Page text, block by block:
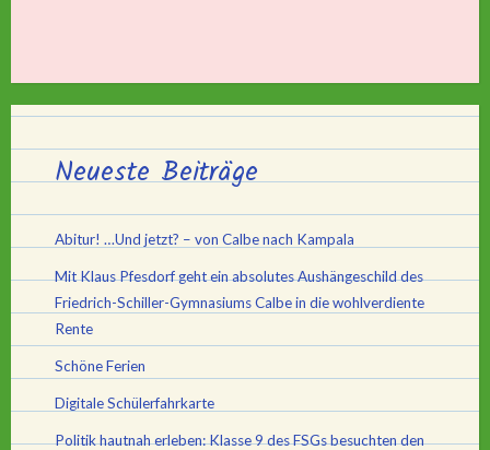
Neueste Beiträge
Abitur! …Und jetzt? – von Calbe nach Kampala
Mit Klaus Pfesdorf geht ein absolutes Aushängeschild des
Friedrich-Schiller-Gymnasiums Calbe in die wohlverdiente
Rente
Schöne Ferien
Digitale Schülerfahrkarte
Politik hautnah erleben: Klasse 9 des FSGs besuchten den